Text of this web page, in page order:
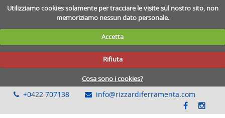
Utilizziamo cookies solamente per tracciare le visite sul nostro sito, non
memoriziamo nessun dato personale.
Accetta
Rifiuta
Cosa sono i cookies?
+0422 707138 info@rizzardiferramenta.com